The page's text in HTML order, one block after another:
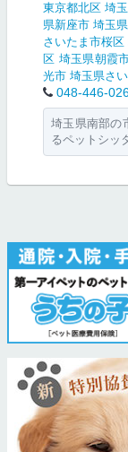
東京都北区 埼
県新座市 埼玉
さいたま市桜区
区 埼玉県朝霞
光市 埼玉県さ
048-446-
埼玉県南部の
るペットシッ